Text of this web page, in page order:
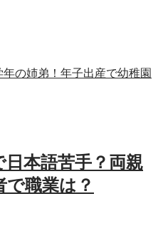
の姉弟！年子出産で幼稚園
本語苦手？両親
で職業は？